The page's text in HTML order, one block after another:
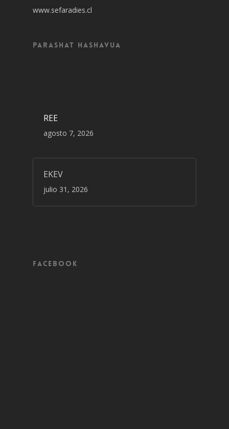
www.sefaradies.cl
Parashat Hashavua
REE
agosto 7, 2026
EKEV
julio 31, 2026
Facebook